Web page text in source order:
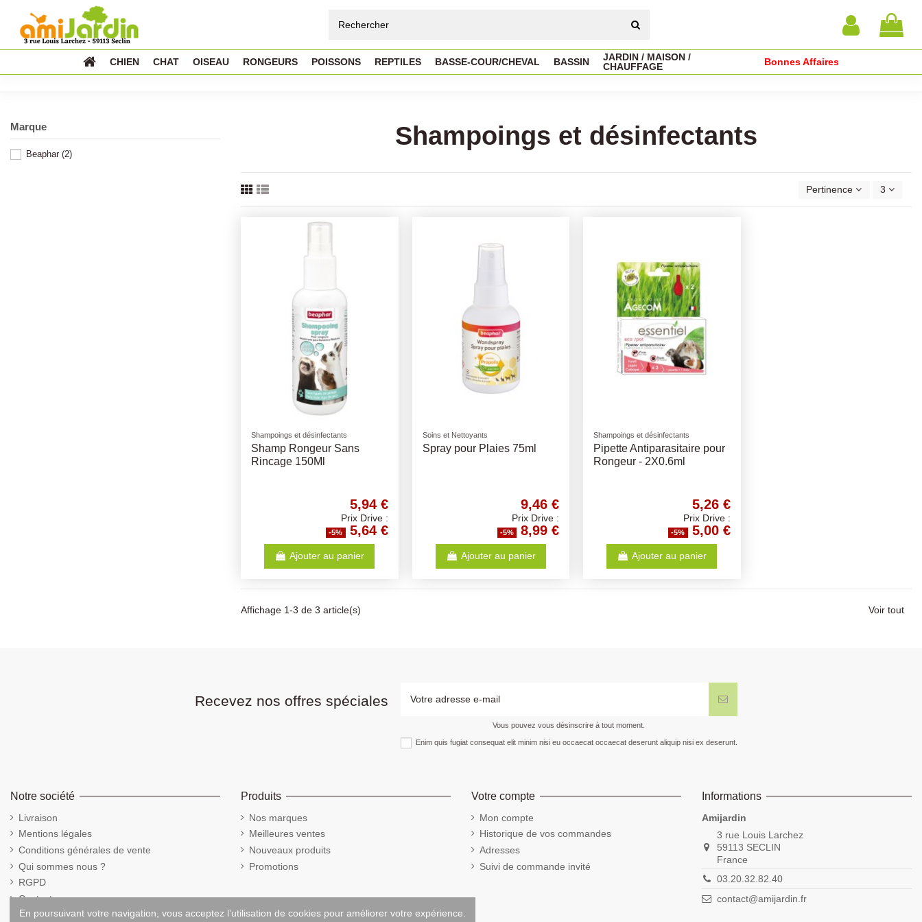
CHIEN CHAT OISEAU RONGEURS POISSONS REPTILES BASSE-COUR/CHEVAL BASSIN
JARDIN / MAISON /
CHAUFFAGE
Bonnes Affaires
Shampoings et désinfectants
Pertinence 3
Shampoings et désinfectants
Shamp Rongeur Sans
Rincage 150Ml
5,94 €
Prix Drive :
-5% 5,64 €
Ajouter au panier
Soins et Nettoyants
Spray pour Plaies 75ml
9,46 €
Prix Drive :
-5% 8,99 €
Ajouter au panier
Shampoings et désinfectants
Pipette Antiparasitaire pour
Rongeur - 2X0.6ml
5,26 €
Prix Drive :
-5% 5,00 €
Ajouter au panier
Affichage 1-3 de 3 article(s) Voir tout
Marque
Beaphar (2)
Recevez nos offres spéciales
Vous pouvez vous désinscrire à tout moment.
Enim quis fugiat consequat elit minim nisi eu occaecat occaecat deserunt aliquip nisi ex deserunt.
Notre société
Livraison
Mentions légales
Conditions générales de vente
Qui sommes nous ?
RGPD
Contactez-nous
Cookies
Produits
Nos marques
Meilleures ventes
Nouveaux produits
Promotions
Votre compte
Mon compte
Historique de vos commandes
Adresses
Suivi de commande invité
Informations
Amijardin
3 rue Louis Larchez
59113 SECLIN
France
03.20.32.82.40
contact@amijardin.fr
En poursuivant votre navigation, vous acceptez l’utilisation de cookies pour améliorer votre expérience.